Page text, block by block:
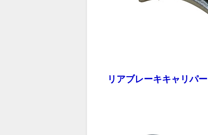
リアブレーキキャリパー